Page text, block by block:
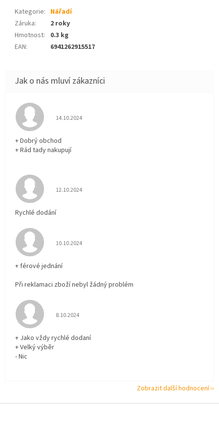
Kategorie: Nářadí
Záruka:
2 roky
Hmotnost:
0.3 kg
EAN: 6941262915517
Hodnocení obchodu je 5 z 5 hvězdiček.
14.10.2024
+ Dobrý obchod
+ Rád tady nakupují
Hodnocení obchodu je 5 z 5 hvězdiček.
12.10.2024
Rychlé dodání
Hodnocení obchodu je 5 z 5 hvězdiček.
10.10.2024
+ férové jednání
Při reklamaci zboží nebyl žádný problém
Hodnocení obchodu je 5 z 5 hvězdiček.
8.10.2024
+ Jako vždy rychlé dodaní
+ Velký výběr
- Nic
Zobrazit další hodnocení